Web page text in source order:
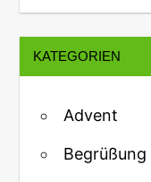
KATEGORIEN
Advent
Begrüßung